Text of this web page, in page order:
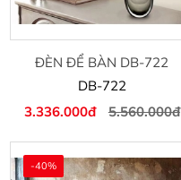
ĐÈN ĐỂ BÀN DB-722
DB-722
3.336.000đ
5.560.000đ
-40%